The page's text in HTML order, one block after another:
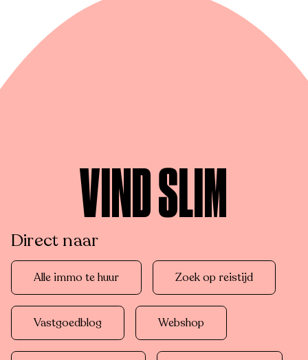
VIND SLIM
Direct naar
Alle immo te huur Zoek op reistijd
Vastgoedblog Webshop